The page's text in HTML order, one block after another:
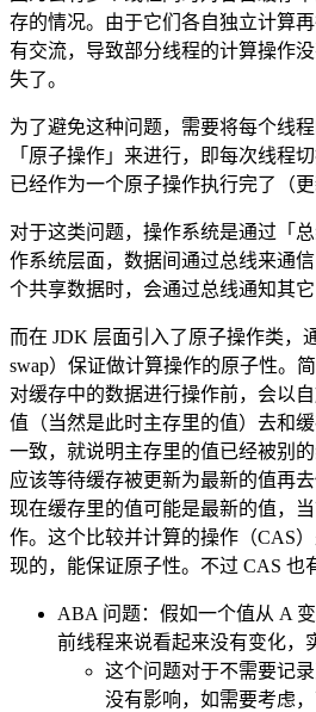
存的情况。由于它们各自独立计算
有交流，导致部分线程的计算操作
失了。
为了避免这种问题，需要将每个线
「原子操作」来进行，即每次线程
已经作为一个原子操作执行完了（更
对于这类问题，操作系统是通过「
作系统层面，数据间通过总线来通
个共享数据时，会通过总线通知其它
而在 JDK 层面引入了原子操作类，
swap）保证做计算操作的原子性。
对缓存中的数据进行操作前，会以
值（当然是此时主存里的值）去和
一致，就说明主存里的值已经被别
应该等待缓存被更新为最新的值再
现在缓存里的值可能是最新的值，
作。这个比较并计算的操作（CAS
现的，能保证原子性。不过 CAS 也
ABA 问题：假如一个值从 A
前线程来说看起来没有变化，
这个问题对于不需要记
没有影响，如需要考虑